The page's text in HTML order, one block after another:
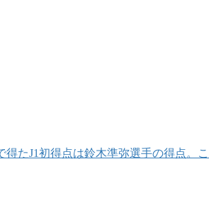
たJ1初得点は鈴木準弥選手の得点。